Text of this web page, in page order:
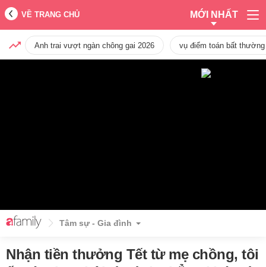
VỀ TRANG CHỦ MỚI NHẤT
Anh trai vượt ngàn chông gai 2026 vụ điểm toán bất
Tâm sự - Gia đình
Nhận tiền thưởng Tết từ mẹ chồng, tôi